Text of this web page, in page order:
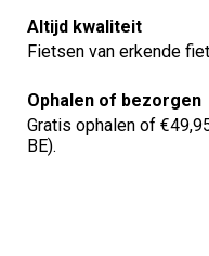
Altijd kwaliteit
Fietsen van erkende
Ophalen of bezorgen
Gratis ophalen of
BE).